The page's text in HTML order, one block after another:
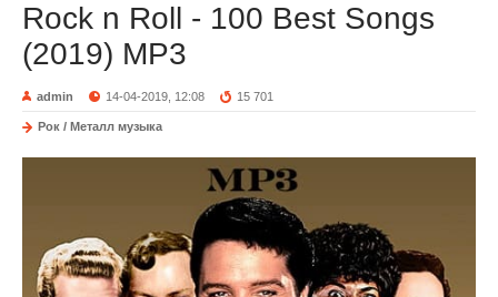
Rock n Roll - 100 Best Songs
(2019) MP3
admin 14-04-2019, 12:08 15 701
Рок / Металл музыка